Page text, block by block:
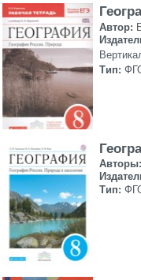
Автор:
Тип:
Авторы:
Тип: